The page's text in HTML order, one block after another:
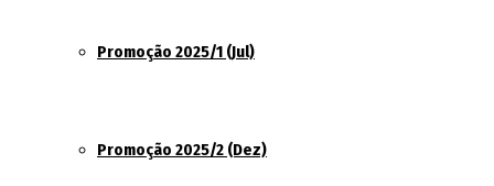
Promoção 2025/1 (Jul)
Promoção 2025/2 (Dez)